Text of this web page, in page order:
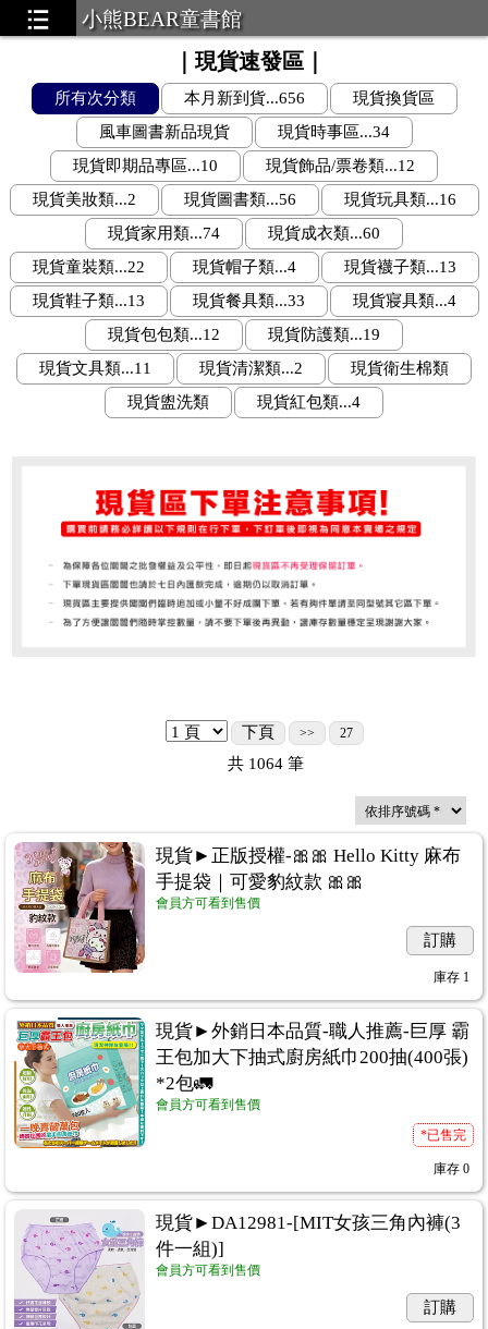
小熊BEAR童書館
｜現貨速發區｜
所有次分類 本月新到貨...656
現貨換貨區
風車圖書新品現貨
現貨時事區...34
現貨即期品專區...10
現貨飾品/票卷類...12
現貨美妝類...2
現貨圖書類...56
現貨玩具類...16
現貨家用類...74
現貨成衣類...60
現貨童裝類...22
現貨帽子類...4
現貨襪子類...13
現貨鞋子類...13
現貨餐具類...33
現貨寢具類...4
現貨包包類...12
現貨防護類...19
現貨文具類...11
現貨清潔類...2
現貨衛生棉類
現貨盥洗類
現貨紅包類...4
下頁 >> 27
共 1064 筆
現貨►正版授權-🎀🎀 Hello Kitty 麻布
手提袋｜可愛豹紋款 🎀🎀
會員方可看到售價
訂購
庫存 1
現貨►外銷日本品質-職人推薦-巨厚 霸
王包加大下抽式廚房紙巾200抽(400張)
*2包🚛
會員方可看到售價
*已售完
庫存 0
現貨►DA12981-[MIT女孩三角內褲(3
件一組)]
會員方可看到售價
訂購